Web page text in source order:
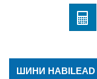
ШИНИ HABILEAD